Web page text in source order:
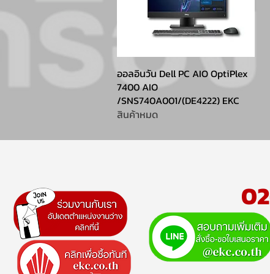
ออลอินวัน Dell PC AIO OptiPlex
7400 AIO
/SNS740A001/(DE4222) EKC
สินค้าหมด